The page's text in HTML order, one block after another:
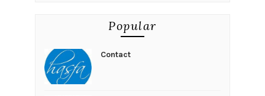
Popular
Contact